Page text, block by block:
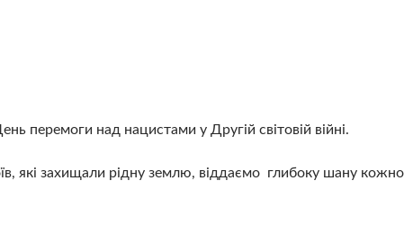
перемоги над нацистами у Другій світовій війні.
які захищали рідну землю, віддаємо глибоку шану